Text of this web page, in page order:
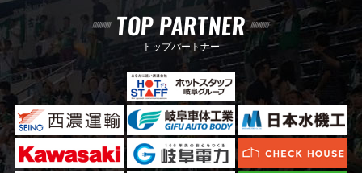
TOP PARTNER
トップパートナー